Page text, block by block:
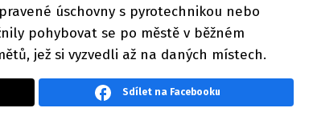
úschovny s pyrotechnikou nebo
pohybovat se po městě v běžném
jež si vyzvedli až na daných místech.
Sdílet na Facebooku